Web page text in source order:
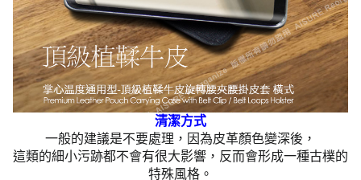
清潔方式
一般的建議是不要處理，因為皮革顏色變深後，
這類的細小污跡都不會有很大影響，反而會形成一種古樸的
特殊風格。